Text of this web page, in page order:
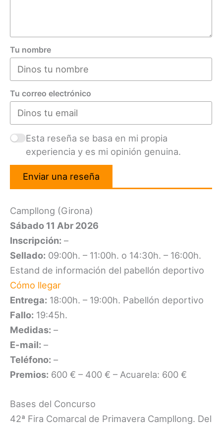
Tu nombre
Tu correo electrónico
Esta reseña se basa en mi propia
experiencia y es mi opinión genuina.
Enviar una reseña
Campllong (Girona)
Sábado 11 Abr 2026
Inscripción: –
Sellado: 09:00h. – 11:00h. o 14:30h. – 16:00h.
Estand de información del pabellón deportivo
Cómo llegar
Entrega: 18:00h. – 19:00h. Pabellón deportivo
Fallo: 19:45h.
Medidas: –
E-mail: –
Teléfono: –
Premios: 600 € – 400 € – Acuarela: 600 €
Bases del Concurso
42ª Fira Comarcal de Primavera Campllong. Del